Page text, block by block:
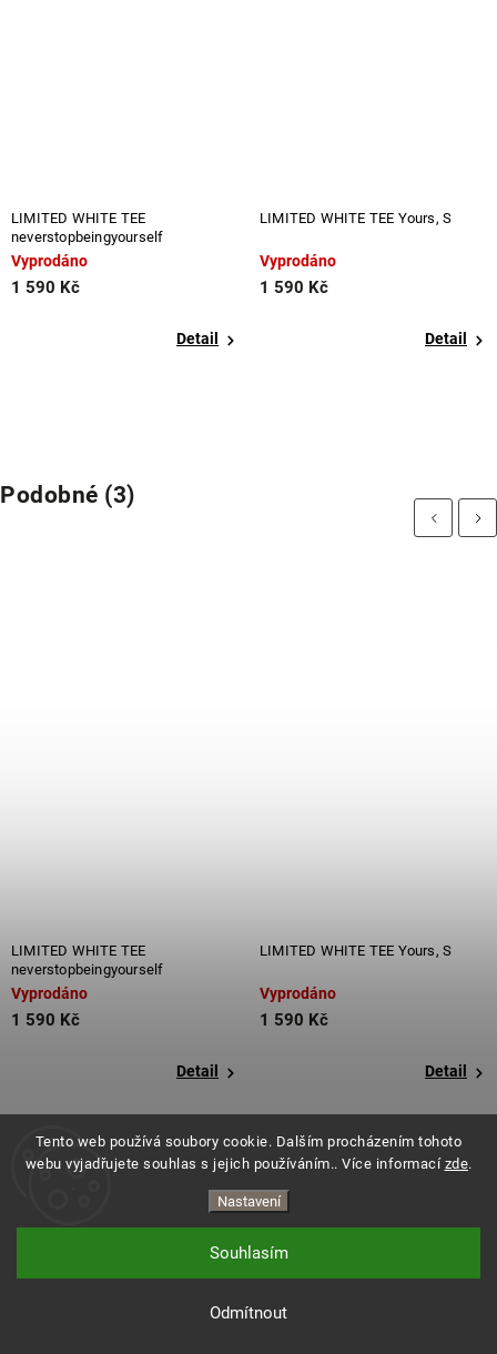
Tento web používá soubory cookie. Dalším procházením tohoto
webu vyjadřujete souhlas s jejich používáním.. Více informací zde.
Nastavení
Odmítnout
Souhlasím
LIMITED WHITE TEE
neverstopbeingyourself
Vyprodáno
1 590 Kč
Detail
LIMITED WHITE TEE Yours, S
Vyprodáno
1 590 Kč
Detail
Podobné (3)
Previous
LIMITED WHITE TEE
neverstopbeingyourself
Vyprodáno
1 590 Kč
Detail
LIMITED WHITE TEE Yours, S
Vyprodáno
1 590 Kč
Detail
Next
Vytvořil Shoptet
ES.LEVITATE. Všechna práva vyhrazena.